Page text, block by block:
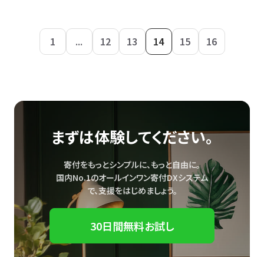
1 ... 12 13 14 15 16
まずは体験してください。
寄付をもっとシンプルに、もっと自由に。
国内No.1のオールインワン寄付DXシステム
で、支援をはじめましょう。
30日間無料お試し